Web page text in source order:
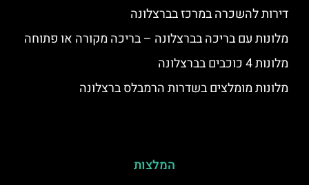
דירות להשכרה במרכז בברצלונה
מלונות עם בריכה בברצלונה – בריכה מקורה או פתוחה
מלונות 4 כוכבים בברצלונה
מלונות מומלצים בשדרות הרמבלס ברצלונה
המלצות